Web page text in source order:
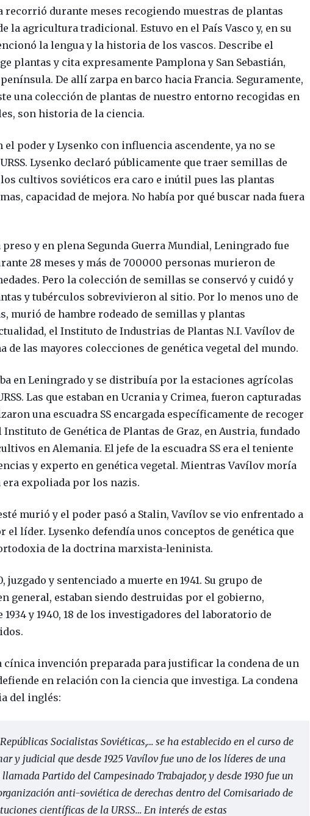
recorrió durante meses recogiendo muestras de plantas
la agricultura tradicional. Estuvo en el País Vasco y, en su
la lengua y la historia de los vascos. Describe el
plantas y cita expresamente Pamplona y San Sebastián,
De allí zarpa en barco hacia Francia. Seguramente,
una colección de plantas de nuestro entorno recogidas en
son historia de la ciencia.
el poder y Lysenko con influencia ascendente, ya no se
Lysenko declaró públicamente que traer semillas de
cultivos soviéticos era caro e inútil pues las plantas
capacidad de mejora. No había por qué buscar nada fuera
y en plena Segunda Guerra Mundial, Leningrado fue
28 meses y más de 700000 personas murieron de
Pero la colección de semillas se conservó y cuidó y
y tubérculos sobrevivieron al sitio. Por lo menos uno de
murió de hambre rodeado de semillas y plantas
el Instituto de Industrias de Plantas N.I. Vavílov de
de las mayores colecciones de genética vegetal del mundo.
en Leningrado y se distribuía por la estaciones agrícolas
Las que estaban en Ucrania y Crimea, fueron capturadas
una escuadra SS encargada específicamente de recoger
de Genética de Plantas de Graz, en Austria, fundado
en Alemania. El jefe de la escuadra SS era el teniente
y experto en genética vegetal. Mientras Vavílov moría
era expoliada por los nazis.
murió y el poder pasó a Stalin, Vavílov se vio enfrentado a
el líder. Lysenko defendía unos conceptos de genética que
de la doctrina marxista-leninista.
juzgado y sentenciado a muerte en 1941. Su grupo de
general, estaban siendo destruidas por el gobierno,
y 1940, 18 de los investigadores del laboratorio de
cínica invención preparada para justificar la condena de un
en relación con la ciencia que investiga. La condena
del inglés:
Socialistas Soviéticas,… se ha establecido en el curso de
y judicial que desde 1925 Vavílov fue uno de los líderes de una
Partido del Campesinado Trabajador, y desde 1930 fue un
anti-soviética de derechas dentro del Comisariado de
científicas de la URSS… En interés de estas